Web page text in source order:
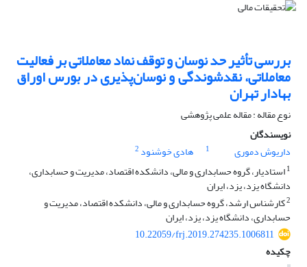
بررسی تأثیر حد نوسان و توقف نماد معاملاتی بر فعالیت
معاملاتی، نقدشوندگی و نوسان‌پذیری در بورس اوراق
بهادار تهران
نوع مقاله : مقاله علمی پژوهشی
نویسندگان
داریوش دموری
1 هادی خوشنود 2
1استادیار، گروه حسابداری و مالی، دانشکده اقتصاد، مدیریت و حسابداری،
دانشگاه یزد، یزد، ایران
2کارشناس ارشد، گروه حسابداری و مالی، دانشکده اقتصاد، مدیریت و
حسابداری، دانشگاه یزد، یزد، ایران
10.22059/frj.2019.274235.1006811
چکیده